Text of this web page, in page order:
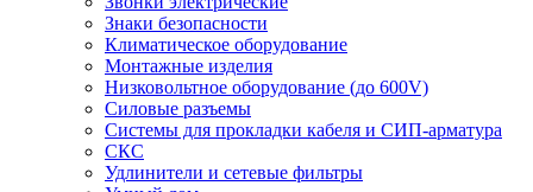
Знаки безопасности
Климатическое оборудование
Монтажные изделия
Низковольтное оборудование (до 600V)
Силовые разъемы
Системы для прокладки кабеля и СИП-арматура
СКС
Удлинители и сетевые фильтры